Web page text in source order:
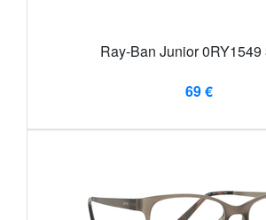
Ray-Ban Junior 0RY1549
69 €